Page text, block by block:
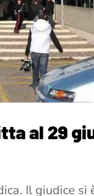
al 29
Il giudice